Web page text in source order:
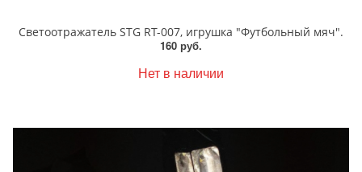
Светоотражатель STG RT-007, игрушка "Футбольный мяч".
160 руб.
Нет в наличии